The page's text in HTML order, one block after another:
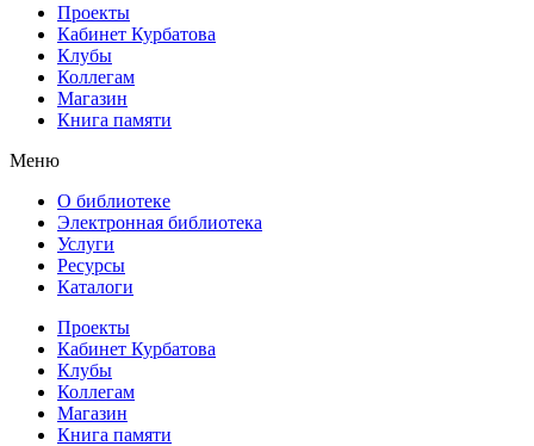
Проекты
Кабинет Курбатова
Клубы
Коллегам
Магазин
Книга памяти
Меню
О библиотеке
Электронная библиотека
Услуги
Ресурсы
Каталоги
Проекты
Кабинет Курбатова
Клубы
Коллегам
Магазин
Книга памяти